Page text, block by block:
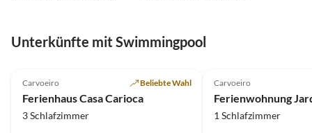
Unterkünfte mit Swimmingpool
Carvoeiro Beliebte Wahl
Ferienhaus Casa Carioca
3 Schlafzimmer
Carvoeiro
Ferienwohnung
1 Schlafzimmer